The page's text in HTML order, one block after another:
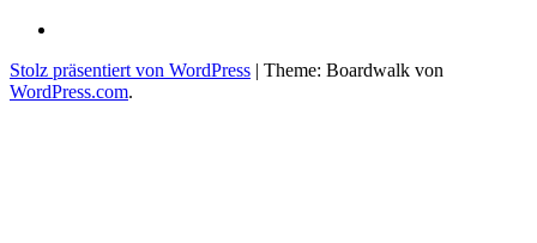
Stolz präsentiert von WordPress | Theme: Boardwalk von
WordPress.com.